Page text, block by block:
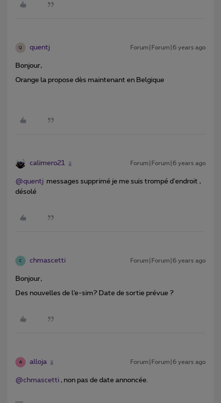
Q quentj Forum|Forum|6 years ago
Bonjour,
Orange la propose dès maintenant en Belgique
calimero21 Forum|Forum|6 years ago
@quentj messages supprimé je me suis trompé d'endroit ,
désolé
C chmascetti Forum|Forum|6 years ago
Bonjour,
Des nouvelles de l’e-sim? Date de sortie prévue ?
A alloja Forum|Forum|6 years ago
@chmascetti , non pas de date annoncée.